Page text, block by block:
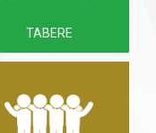
TABERE